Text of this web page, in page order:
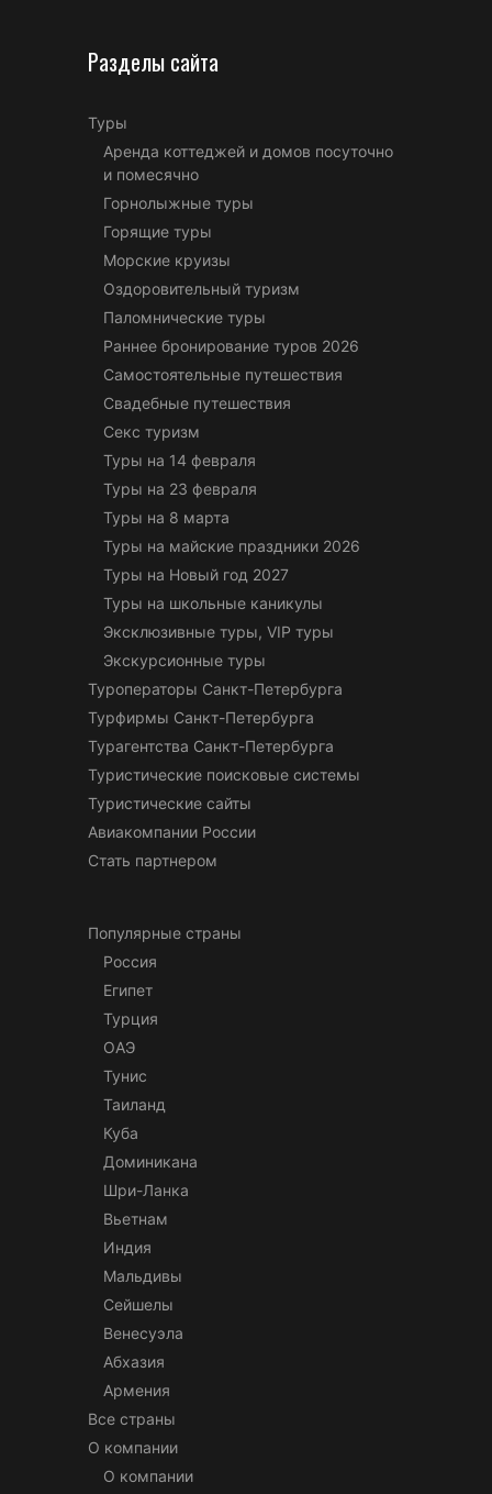
Разделы сайта
Туры
Аренда коттеджей и домов посуточно
и помесячно
Горнолыжные туры
Горящие туры
Морские круизы
Оздоровительный туризм
Паломнические туры
Раннее бронирование туров 2026
Самостоятельные путешествия
Свадебные путешествия
Секс туризм
Туры на 14 февраля
Туры на 23 февраля
Туры на 8 марта
Туры на майские праздники 2026
Туры на Новый год 2027
Туры на школьные каникулы
Эксклюзивные туры, VIP туры
Экскурсионные туры
Туроператоры Санкт-Петербурга
Турфирмы Санкт-Петербурга
Турагентства Санкт-Петербурга
Туристические поисковые системы
Туристические сайты
Авиакомпании России
Стать партнером
Популярные страны
Россия
Египет
Турция
ОАЭ
Тунис
Таиланд
Куба
Доминикана
Шри-Ланка
Вьетнам
Индия
Мальдивы
Сейшелы
Венесуэла
Абхазия
Армения
Все страны
О компании
О компании